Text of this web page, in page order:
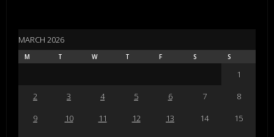
MARCH 2026
M T W T F S S
1
2
3 4 5 6 7
8
9
10 11 12 13 14
15